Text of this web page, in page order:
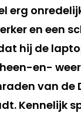
erg
en een
hij de
en-
van de
Kennelijk